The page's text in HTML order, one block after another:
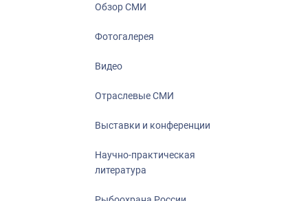
Большая
Обзор СМИ
Фотогалерея
Видео
Отраслевые СМИ
Выставки и конференции
Научно-практическая
литература